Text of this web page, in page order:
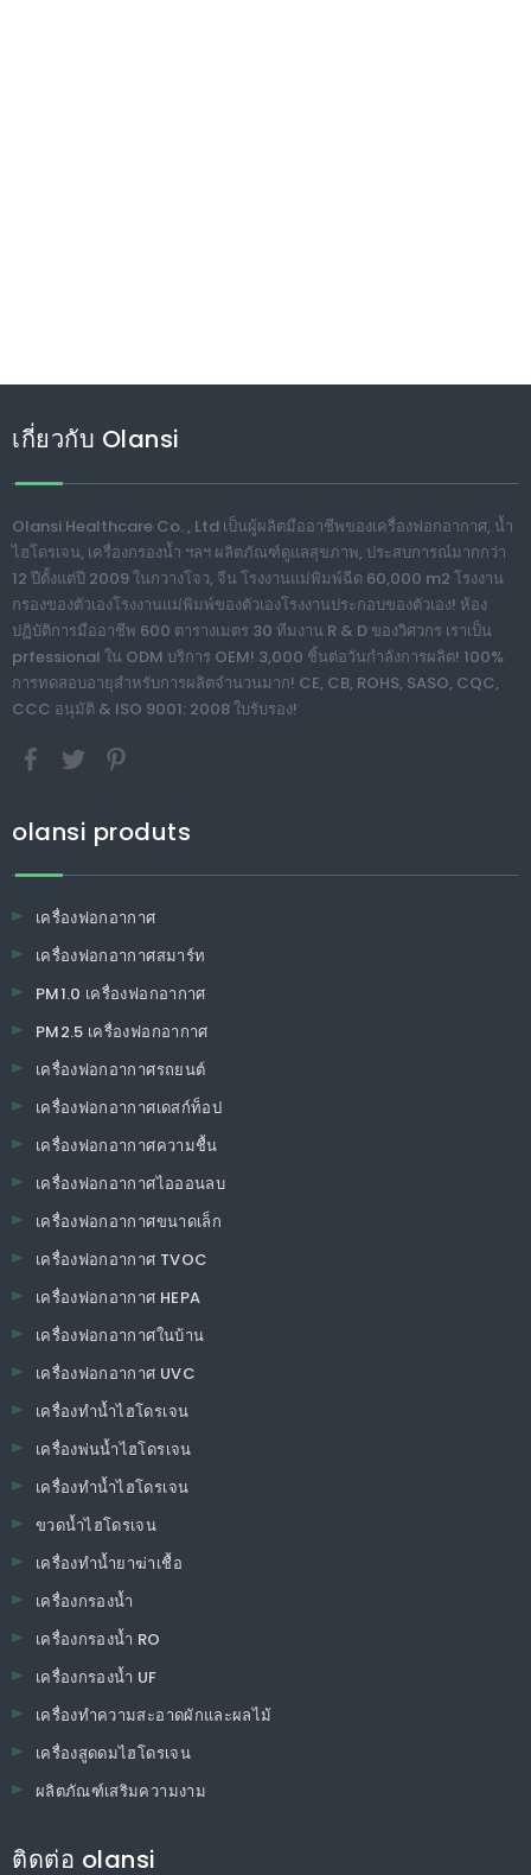
เกี่ยวกับ Olansi
Olansi Healthcare Co. , Ltd เป็นผู้ผลิตมืออาชีพของเครื่องฟอกอากาศ, น้ำ
ไฮโดรเจน, เครื่องกรองน้ำ ฯลฯ ผลิตภัณฑ์ดูแลสุขภาพ, ประสบการณ์มากกว่า
12 ปีตั้งแต่ปี 2009 ในกวางโจว, จีน โรงงานแม่พิมพ์ฉีด 60,000 m2 โรงงาน
กรองของตัวเองโรงงานแม่พิมพ์ของตัวเองโรงงานประกอบของตัวเอง! ห้อง
ปฏิบัติการมืออาชีพ 600 ตารางเมตร 30 ทีมงาน R & D ของวิศวกร เราเป็น
prfessional ใน ODM บริการ OEM! 3,000 ชิ้นต่อวันกำลังการผลิต! 100%
การทดสอบอายุสำหรับการผลิตจำนวนมาก! CE, CB, ROHS, SASO, CQC,
CCC อนุมัติ & ISO 9001: 2008 ใบรับรอง!
olansi produts
เครื่องฟอกอากาศ
เครื่องฟอกอากาศสมาร์ท
PM1.0 เครื่องฟอกอากาศ
PM2.5 เครื่องฟอกอากาศ
เครื่องฟอกอากาศรถยนต์
เครื่องฟอกอากาศเดสก์ท็อป
เครื่องฟอกอากาศความชื้น
เครื่องฟอกอากาศไอออนลบ
เครื่องฟอกอากาศขนาดเล็ก
เครื่องฟอกอากาศ TVOC
เครื่องฟอกอากาศ HEPA
เครื่องฟอกอากาศในบ้าน
เครื่องฟอกอากาศ UVC
เครื่องทำน้ำไฮโดรเจน
เครื่องพ่นน้ำไฮโดรเจน
เครื่องทำน้ำไฮโดรเจน
ขวดน้ำไฮโดรเจน
เครื่องทำน้ำยาฆ่าเชื้อ
เครื่องกรองน้ำ
เครื่องกรองน้ำ RO
เครื่องกรองน้ำ UF
เครื่องทำความสะอาดผักและผลไม้
เครื่องสูดดมไฮโดรเจน
ผลิตภัณฑ์เสริมความงาม
ติดต่อ olansi